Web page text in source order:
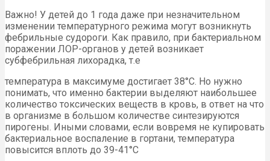
Важно! У детей до 1 года даже при незначительном
изменении температурного режима могут возникнуть
фебрильные судороги. Как правило, при бактериальном
поражении ЛОР-органов у детей возникает
субфебрильная лихорадка, т.е
температура в максимуме достигает 38°С. Но нужно
понимать, что именно бактерии выделяют наибольшее
количество токсических веществ в кровь, в ответ на что
в организме в большом количестве синтезируются
пирогены. Иными словами, если вовремя не купировать
бактериальное воспаление в гортани, температура
повысится вплоть до 39-41°С